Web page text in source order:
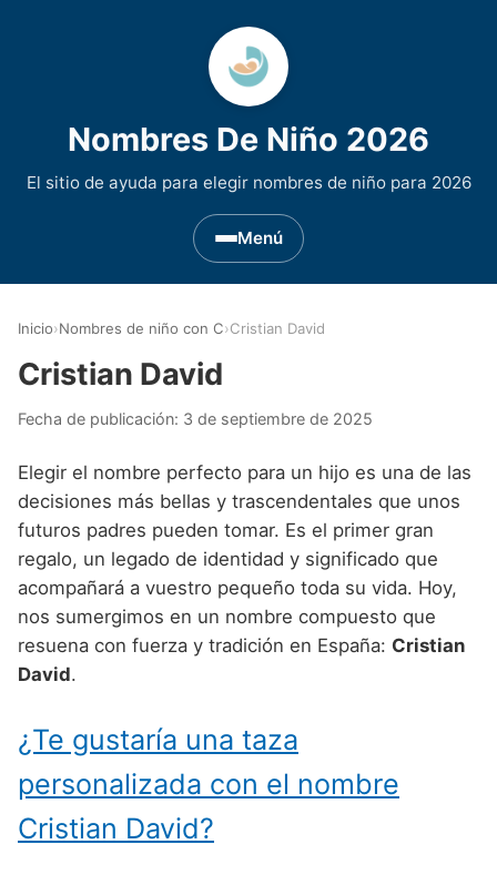
Nombres De Niño 2026
El sitio de ayuda para elegir nombres de niño para 2026
Menú
Nombres de niño que empiezan por D
Nombres de niño que empiezan por E
Nombres de niño que empiezan por F
Nombres de niño que empiezan por G
Nombres de niño que empiezan por H
Nombres de niño que empiezan por J
Nombres de niño que empiezan por K
Nombres de niño que empiezan por L
Nombres de Niño Asturianos
Nombres de Niño Baleares
Nombres de Niño Canarios
Nombres de Niño Cantabros
Nombres de Niño Castellanos
Nombres de Niño Extremeños
Nombres de Niño Gallegos
Nombres de Niño Madrileños
Nombres de Niño Celtas
Nombres de Niño Egipcios
Nombres de Niño Griegos
Nombres de Niño Mitologicos
Nombres de Niño Alemanes
Nombres de Niño Americanos
Nombres de Niño Arabes
Nombres de Niño Chinos
Nombres de Niño Ingleses
Nombres de Niño Italianos
Nombres de Niño Japoneses
Buscar
Inicio›Nombres de niño con C›Cristian David
Cristian David
Fecha de publicación: 3 de septiembre de 2025
Elegir el nombre perfecto para un hijo es una de las
decisiones más bellas y trascendentales que unos
futuros padres pueden tomar. Es el primer gran
regalo, un legado de identidad y significado que
acompañará a vuestro pequeño toda su vida. Hoy,
nos sumergimos en un nombre compuesto que
resuena con fuerza y tradición en España: Cristian
David.
¿Te gustaría una taza
personalizada con el nombre
Cristian David?